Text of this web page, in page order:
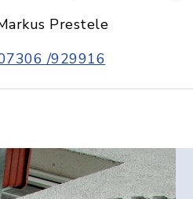
Prestele
/929916